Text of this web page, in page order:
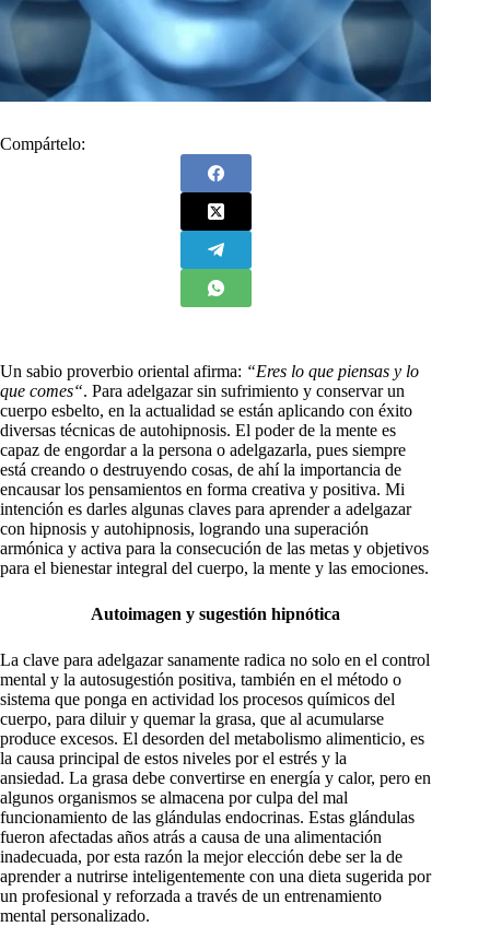
Compártelo:
Un sabio proverbio oriental afirma: “Eres lo que piensas y lo
que comes“. Para adelgazar sin sufrimiento y conservar un
cuerpo esbelto, en la actualidad se están aplicando con éxito
diversas técnicas de autohipnosis. El poder de la mente es
capaz de engordar a la persona o adelgazarla, pues siempre
está creando o destruyendo cosas, de ahí la importancia de
encausar los pensamientos en forma creativa y positiva. Mi
intención es darles algunas claves para aprender a adelgazar
con hipnosis y autohipnosis, logrando una superación
armónica y activa para la consecución de las metas y objetivos
para el bienestar integral del cuerpo, la mente y las emociones.
Autoimagen y sugestión hipnótica
La clave para adelgazar sanamente radica no solo en el control
mental y la autosugestión positiva, también en el método o
sistema que ponga en actividad los procesos químicos del
cuerpo, para diluir y quemar la grasa, que al acumularse
produce excesos. El desorden del metabolismo alimenticio, es
la causa principal de estos niveles por el estrés y la
ansiedad. La grasa debe convertirse en energía y calor, pero en
algunos organismos se almacena por culpa del mal
funcionamiento de las glándulas endocrinas. Estas glándulas
fueron afectadas años atrás a causa de una alimentación
inadecuada, por esta razón la mejor elección debe ser la de
aprender a nutrirse inteligentemente con una dieta sugerida por
un profesional y reforzada a través de un entrenamiento
mental personalizado.